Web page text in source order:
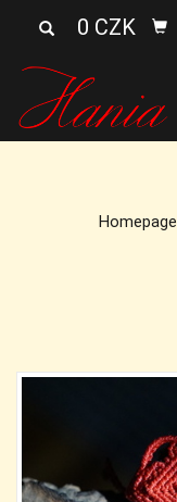
0 CZK
Homepage